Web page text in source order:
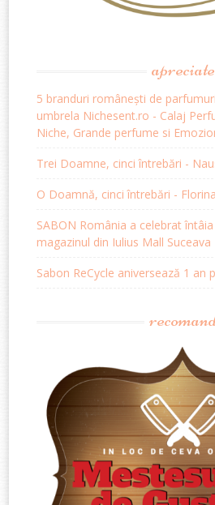
apreciate
5 branduri românești de
umbrela Nichesent.ro - Calaj
Niche, Grande perfume si
Trei Doamne, cinci întrebări -
O Doamnă, cinci întrebări -
SABON România a celebrat
magazinul din Iulius Mall Suceava
Sabon ReCycle aniversează 1 an